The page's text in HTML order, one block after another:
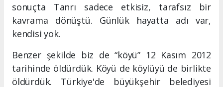
sonuçta Tanrı sadece etkisiz, tarafsız bir
kavrama dönüştü. Günlük hayatta adı var,
kendisi yok.
Benzer şekilde biz de “köyü” 12 Kasım 2012
tarihinde öldürdük. Köyü de köylüyü de birlikte
öldürdük. Türkiye'de büyükşehir belediyesi